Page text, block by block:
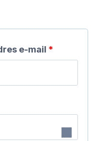
e-mail *